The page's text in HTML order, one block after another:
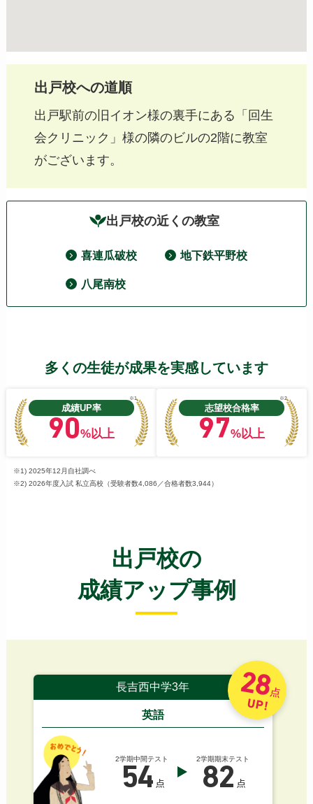
出戸校への道順
出戸駅前の旧イオン様の裏手にある「回生
会クリニック」様の隣のビルの2階に教室
がございます。
出戸校の近くの教室
喜連瓜破校 地下鉄平野校
八尾南校
多くの生徒が成果を実感しています
成績UP率
※1
90%以上
志望校合格率
※2
97%以上
※1) 2025年12月自社調べ
※2) 2026年度入試 私立高校（受験者数4,086／合格者数3,944）
出戸校の
成績アップ事例
長吉西中学3年
英語
2学期中間テスト
54 点
2学期期末テスト
82 点
28点
UP!